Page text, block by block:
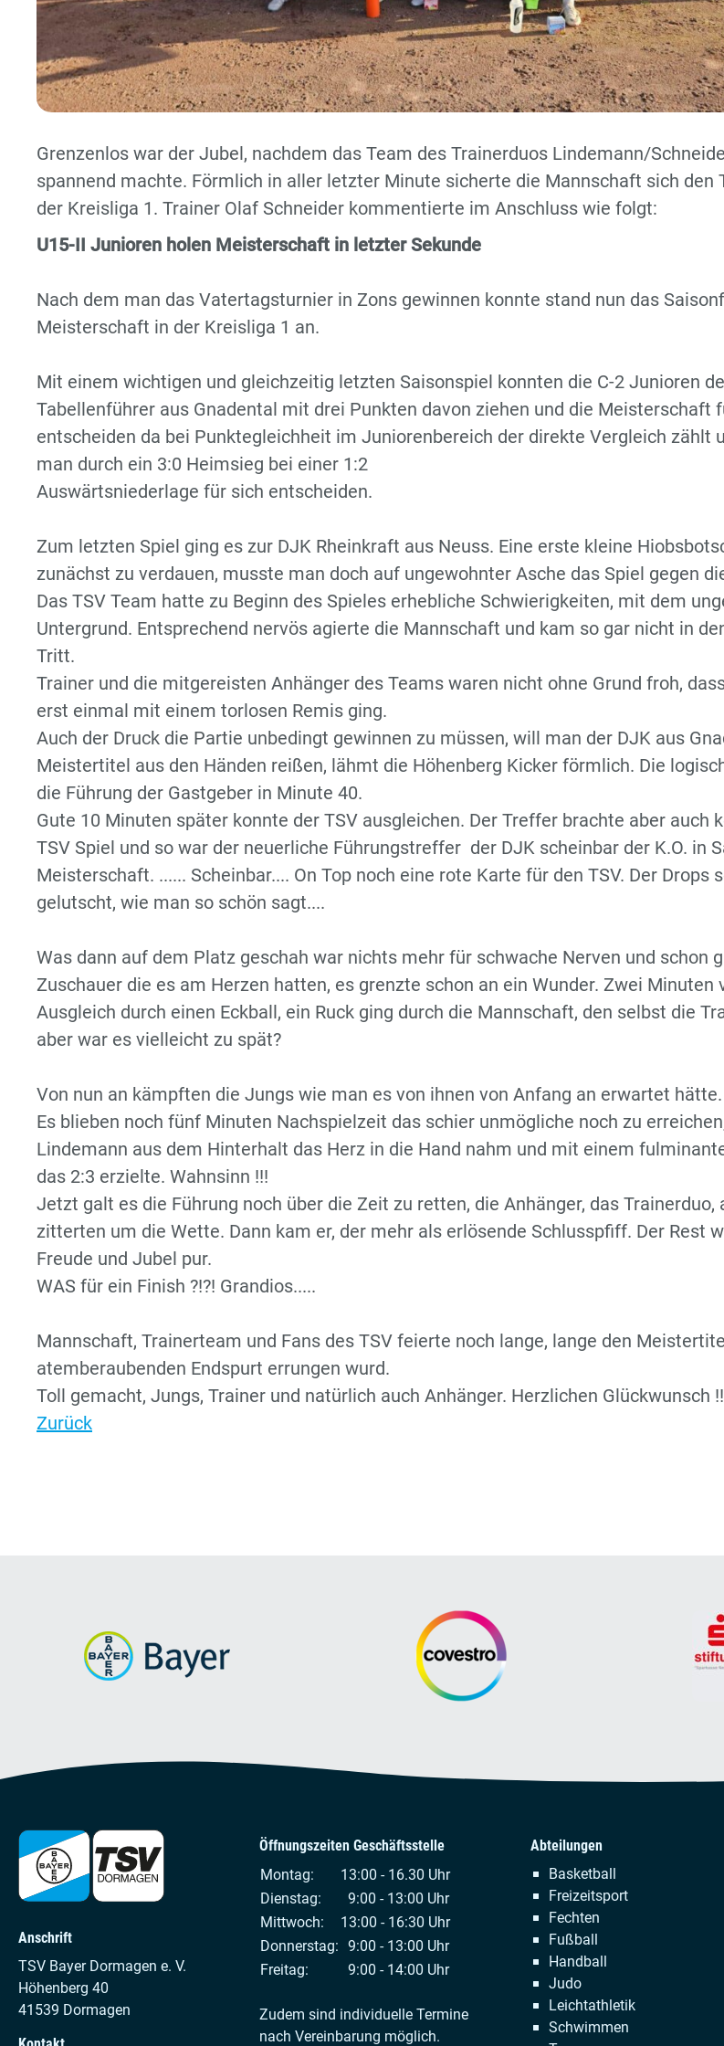
Grenzenlos war der Jubel, nachdem das Team des Trainerduos Lindemann/
spannend machte. Förmlich in aller letzter Minute sicherte die Mannschaft sich den
der Kreisliga 1. Trainer Olaf Schneider kommentierte im Anschluss wie folgt:
U15-II Junioren holen Meisterschaft in letzter Sekunde
Nach dem man das Vatertagsturnier in Zons gewinnen konnte stand nun das
Meisterschaft in der Kreisliga 1 an.
Mit einem wichtigen und gleichzeitig letzten Saisonspiel konnten die C-2 Junioren
Tabellenführer aus Gnadental mit drei Punkten davon ziehen und die Meisterschaft
entscheiden da bei Punktegleichheit im Juniorenbereich der direkte Vergleich zählt
man durch ein 3:0 Heimsieg bei einer 1:2
Auswärtsniederlage für sich entscheiden.
Zum letzten Spiel ging es zur DJK Rheinkraft aus Neuss. Eine erste kleine
zunächst zu verdauen, musste man doch auf ungewohnter Asche das Spiel gegen
Das TSV Team hatte zu Beginn des Spieles erhebliche Schwierigkeiten, mit dem
Untergrund. Entsprechend nervös agierte die Mannschaft und kam so gar nicht in
Tritt.
Trainer und die mitgereisten Anhänger des Teams waren nicht ohne Grund froh,
erst einmal mit einem torlosen Remis ging.
Auch der Druck die Partie unbedingt gewinnen zu müssen, will man der DJK aus
Meistertitel aus den Händen reißen, lähmt die Höhenberg Kicker förmlich. Die
die Führung der Gastgeber in Minute 40.
Gute 10 Minuten später konnte der TSV ausgleichen. Der Treffer brachte aber auch
TSV Spiel und so war der neuerliche Führungstreffer der DJK scheinbar der K.O. in
Meisterschaft. ...... Scheinbar.... On Top noch eine rote Karte für den TSV. Der Drops
gelutscht, wie man so schön sagt....
Was dann auf dem Platz geschah war nichts mehr für schwache Nerven und schon
Zuschauer die es am Herzen hatten, es grenzte schon an ein Wunder. Zwei Minuten
Ausgleich durch einen Eckball, ein Ruck ging durch die Mannschaft, den selbst die
aber war es vielleicht zu spät?
Von nun an kämpften die Jungs wie man es von ihnen von Anfang an erwartet hätte.
Es blieben noch fünf Minuten Nachspielzeit das schier unmögliche noch zu
Lindemann aus dem Hinterhalt das Herz in die Hand nahm und mit einem
das 2:3 erzielte. Wahnsinn !!!
Jetzt galt es die Führung noch über die Zeit zu retten, die Anhänger, das Trainerduo,
zitterten um die Wette. Dann kam er, der mehr als erlösende Schlusspfiff. Der Rest
Freude und Jubel pur.
WAS für ein Finish ?!?! Grandios.....
Mannschaft, Trainerteam und Fans des TSV feierte noch lange, lange den
atemberaubenden Endspurt errungen wurd.
Toll gemacht, Jungs, Trainer und natürlich auch Anhänger. Herzlichen Glückwunsch !!
Zurück
Anschrift
TSV Bayer Dormagen e. V.
Höhenberg 40
41539 Dormagen
Öffnungszeiten Geschäftsstelle
Montag:
13:00 - 16.30 Uhr
Dienstag:
9:00 - 13:00 Uhr
Mittwoch:
13:00 - 16:30 Uhr
Donnerstag: 9:00 - 13:00 Uhr
Freitag:
9:00 - 14:00 Uhr
Zudem sind individuelle Termine
nach Vereinbarung möglich.
Abteilungen
Navigation
überspringen
Basketball
Freizeitsport
Fechten
Fußball
Handball
Judo
Leichtathletik
Schwimmen